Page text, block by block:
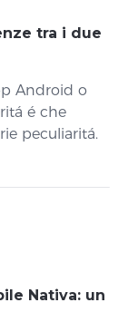
tra i due
Android o
é che
peculiaritá.
Nativa: un